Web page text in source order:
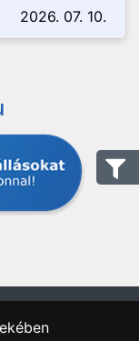
2026. 07. 10.